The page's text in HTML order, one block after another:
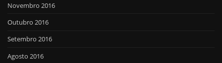
Novembro 2016
Outubro 2016
Setembro 2016
Agosto 2016